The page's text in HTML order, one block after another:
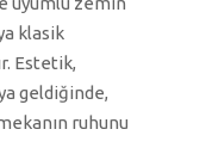
klasik
Estetik,
geldiğinde,
ruhunu